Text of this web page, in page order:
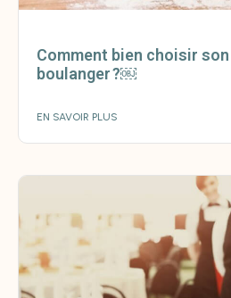
Comment bien choisir
boulanger ?￼
EN SAVOIR PLUS